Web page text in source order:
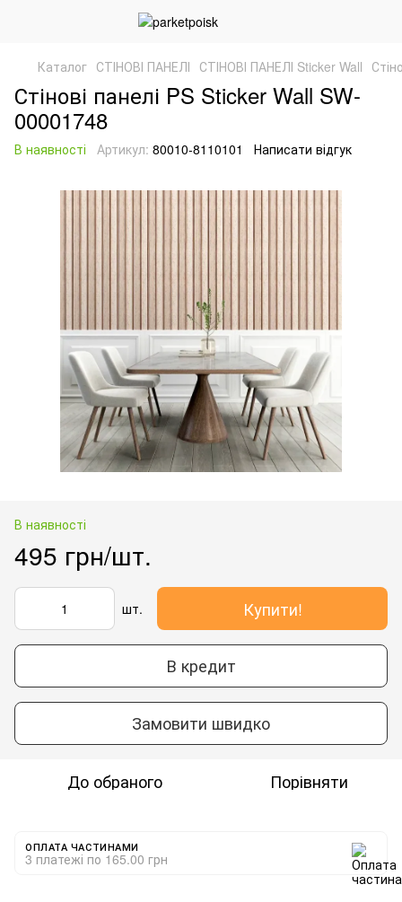
Каталог СТІНОВІ ПАНЕЛІ СТІНОВІ ПАНЕЛІ Sticker Wall
Стінові панелі PS Sticker Wall SW-
00001748
В наявності Артикул: 80010-8110101 Написати відгук
В наявності
495 грн/шт.
шт. Купити!
В кредит
Замовити швидко
До обраного Порівняти
ОПЛАТА ЧАСТИНАМИ
3 платежі по 165.00 грн